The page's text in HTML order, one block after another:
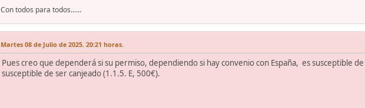
Con todos para todos......
Martes 08 de Julio de 2025. 20:21 horas.
Pues creo que dependerá si su permiso, dependiendo si hay convenio con España, es susceptible
susceptible de ser canjeado (1.1.5. E, 500€).